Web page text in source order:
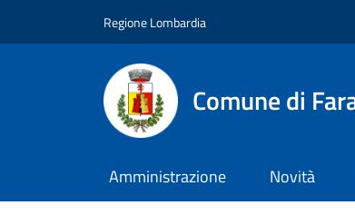
Regione Lombardia
Comune di
Amministrazione Novità